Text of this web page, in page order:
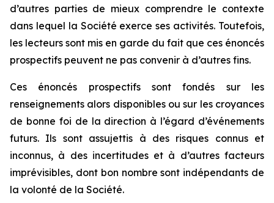
d’autres parties de mieux comprendre le contexte
dans lequel la Société exerce ses activités. Toutefois,
les lecteurs sont mis en garde du fait que ces énoncés
prospectifs peuvent ne pas convenir à d’autres fins.
Ces énoncés prospectifs sont fondés sur les
renseignements alors disponibles ou sur les croyances
de bonne foi de la direction à l’égard d’événements
futurs. Ils sont assujettis à des risques connus et
inconnus, à des incertitudes et à d’autres facteurs
imprévisibles, dont bon nombre sont indépendants de
la volonté de la Société.